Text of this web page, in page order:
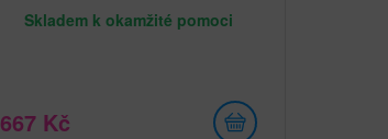
Skladem k okamžité pomoci
667 Kč